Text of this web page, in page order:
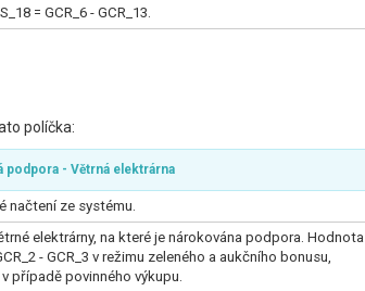
= GCR_6 - GCR_13.
políčka:
podpora - Větrná elektrárna
načtení ze systému.
elektrárny, na které je nárokována podpora. Hodnota
- GCR_3 v režimu zeleného a aukčního bonusu,
v případě povinného výkupu.